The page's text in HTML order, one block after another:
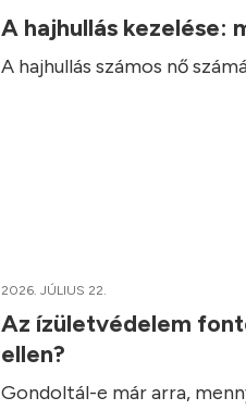
A hajhullás kezelése:
A hajhullás számos nő
2026. JÚLIUS 22.
Az ízületvédelem
ellen?
Gondoltál-e már arra,